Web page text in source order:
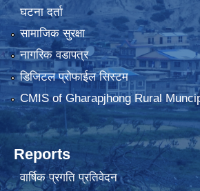
घटना दर्ता
सामाजिक सुरक्षा
नागरिक वडापत्र
डिजिटल प्रोफाईल सिस्टम
CMIS of Gharapjhong Rural
Reports
वार्षिक प्रगति प्रतिवेदन